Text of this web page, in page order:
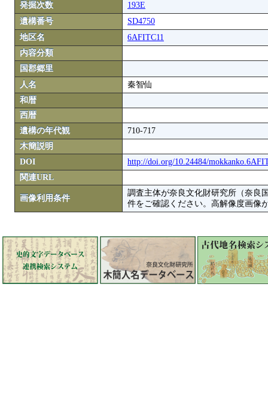
発掘次数
193E
遺構番号
SD4750
地区名
6AFITC11
内容分類
国郡郷里
人名
秦智仙
和暦
西暦
遺構の年代観
710-717
木簡説明
DOI
http://doi.org/10.24484/
関連URL
画像利用条件
調査主体が奈良文化財研究所（奈良
件をご確認ください。高解像度画像